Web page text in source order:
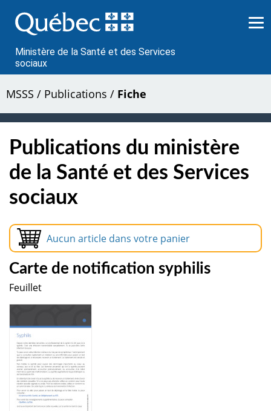
au
contenu
Ministère de la Santé et des Services
sociaux
MSSS / Publications / Fiche
Publications du ministère
de la Santé et des Services
sociaux
Aucun article dans votre panier
Carte de notification syphilis
Feuillet